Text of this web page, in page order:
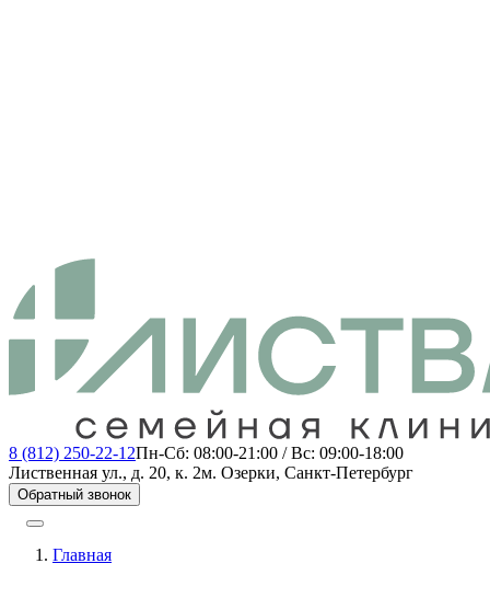
8 (812) 250-22-12Пн-Сб: 08:00-21:00 / Вс: 09:00-18:00
Лиственная ул., д. 20, к. 2м. Озерки, Санкт-Петербург
Обратный звонок
Главная